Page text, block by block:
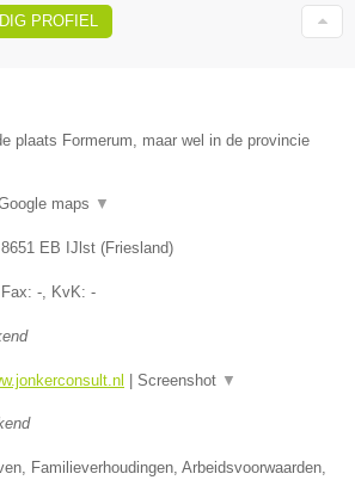
PROFIEL
plaats Formerum, maar wel in de provincie
maps ▼
8651 EB IJlst (Friesland)
-, KvK: -
Screenshot ▼
Familieverhoudingen, Arbeidsvoorwaarden,